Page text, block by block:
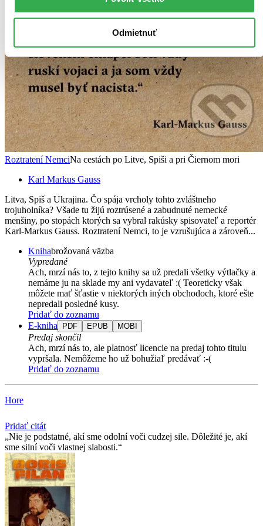
Odmietnuť
Roztratení NemciNa cestách po Litve, Spiši a pri Čiernom mori
Karl Markus Gauss
Litva, Spiš a Ukrajina. Čo spája vrcholy tohto zvláštneho
trojuholníka? Všade tu žijú roztrúsené a zabudnuté nemecké
menšiny, po stopách ktorých sa vybral rakúsky spisovateľ a reportér
Karl-Markus Gauss. Roztratení Nemci, to je vzrušujúca a zároveň...
Knihabrožovaná väzba
Vypredané
Ach, mrzí nás to, z tejto knihy sa už predali všetky výtlačky a
nemáme ju na sklade my ani vydavateľ :( Teoreticky však
môžete mať šťastie v niektorých iných obchodoch, ktoré ešte
nepredali posledné kusy.
Pridať do zoznamu
E-kniha
PDF EPUB MOBI
Predaj skončil
Ach, mrzí nás to, ale platnosť licencie na predaj tohto titulu
vypršala. Nemôžeme ho už bohužiaľ predávať :-(
Pridať do zoznamu
Hore
Pridať citát
Nie je podstatné, akí sme odolní voči cudzej sile. Dôležité je, akí
sme silní voči vlastnej slabosti.